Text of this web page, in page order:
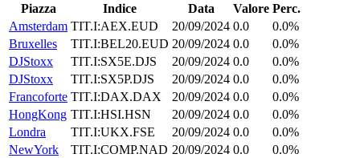
Piazza Indice Data Valore Perc.
Amsterdam TIT.I:AEX.EUD 20/09/2024 0.0
0.0%
Bruxelles
TIT.I:BEL20.EUD 20/09/2024 0.0
0.0%
DJStoxx
TIT.I:SX5E.DJS 20/09/2024 0.0
0.0%
DJStoxx
TIT.I:SX5P.DJS 20/09/2024 0.0
0.0%
Francoforte TIT.I:DAX.DAX 20/09/2024 0.0
0.0%
HongKong TIT.I:HSI.HSN 20/09/2024 0.0
0.0%
Londra
TIT.I:UKX.FSE 20/09/2024 0.0
0.0%
NewYork
TIT.I:COMP.NAD 20/09/2024 0.0
0.0%